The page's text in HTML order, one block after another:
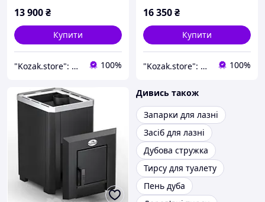
13 900₴
Купити
"Kozak.store": Виробник твердопаливних печей для побутового та промислового використання! 100%
16 350₴
Купити
"Kozak.store": Виробник твердопаливних печей для побутового та промислового використання! 100%
Дивись також
Запарки для лазні
Засіб для лазні
Дубова стружка
Тирсу для туалету
Пень дуба